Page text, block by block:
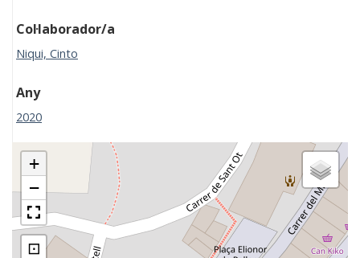
Col·laborador/a
Niqui, Cinto
Any
2020
+
−
⊡